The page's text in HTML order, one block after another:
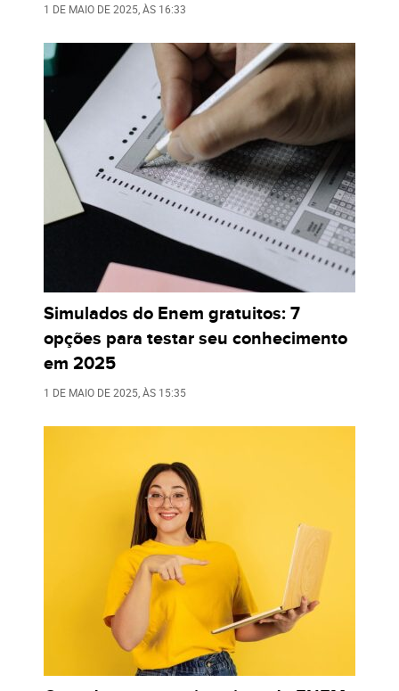
1 DE MAIO DE 2025 , ÀS 16:33
Simulados do Enem gratuitos: 7
opções para testar seu conhecimento
em 2025
1 DE MAIO DE 2025 , ÀS 15:35